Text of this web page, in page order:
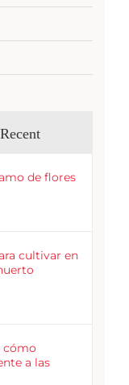
Recent
de flores
cultivar en
cómo
a las